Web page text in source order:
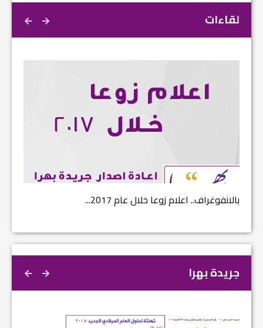
لقاءات
بالانفوغراف.. اعلام زوعا خلال عام 2017...
جريدة بهرا